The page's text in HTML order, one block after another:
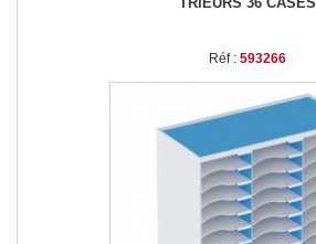
Réf : 593266